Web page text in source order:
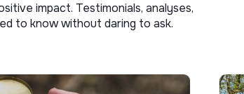
impact. Testimonials, analyses,
to know without daring to ask.